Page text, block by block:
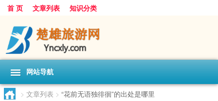
首 页 文章列表 知识分类
网站导航
> 文章列表 > “花前无语独徘徊”的出处是哪里